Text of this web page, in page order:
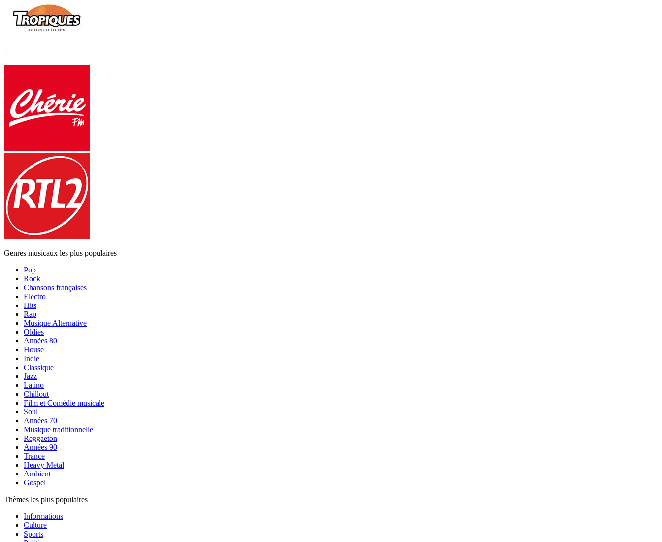
Genres musicaux les plus populaires
Pop
Rock
Chansons françaises
Electro
Hits
Rap
Musique Alternative
Oldies
Années 80
House
Indie
Classique
Jazz
Latino
Chillout
Film et Comédie musicale
Soul
Années 70
Musique traditionnelle
Reggaeton
Années 90
Trance
Heavy Metal
Ambient
Gospel
Thèmes les plus populaires
Informations
Culture
Sports